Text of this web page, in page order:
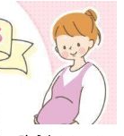
【ワクチン接種